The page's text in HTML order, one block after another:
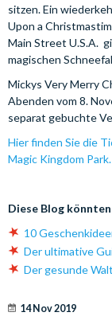
sitzen. Ein
Upon a
Main Street U.S.A.
magischen
Mickys Very Merry
Abenden vom 8.
separat gebuchte
Hier finden Sie die
Magic Kingdom Park.
Diese Blog
10
Der ultimative
Der gesunde
14 Nov 2019